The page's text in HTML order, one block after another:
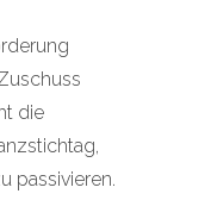
die
passivieren.